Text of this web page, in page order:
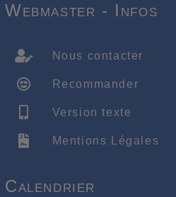
Webmaster - Infos
Nous contacter
Recommander
Version texte
Mentions Légales
Calendrier